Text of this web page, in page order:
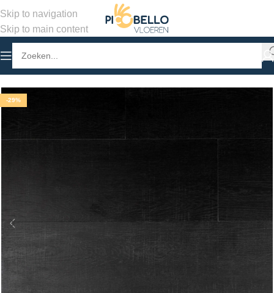
Skip to navigation
Skip to main content
Home/Winkel
-29%